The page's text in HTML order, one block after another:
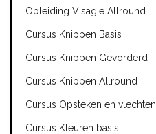
Opleiding Visagie Allround
Cursus Knippen Basis
Cursus Knippen Gevorderd
Cursus Knippen Allround
Cursus Opsteken en vlechten
Cursus Kleuren basis